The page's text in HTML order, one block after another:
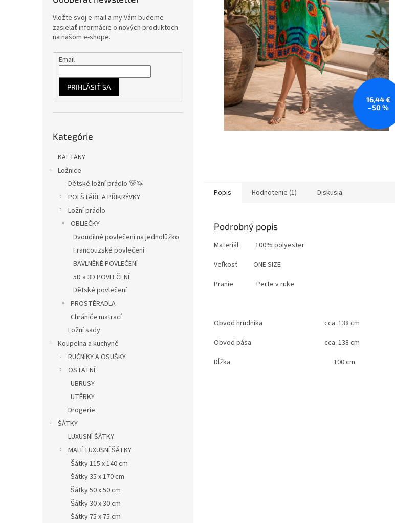
Vložte svoj e-mail a my Vám budeme
zasielať informácie o nových produktoch
na našom e-shope.
Email
PRIHLÁSIŤ SA
kategórie
Kategórie
KAFTANY
Ložnice
Dětské ložní prádlo 🐻🦄
POLŠTÁŘE A PŘIKRÝVKY
Ložní prádlo
OBLIEČKY
Dvoudílné povlečení na jednolůžko
Francouzské povlečení
BAVLNĚNÉ POVLEČENÍ
5D a 3D POVLEČENÍ
Dětské povlečení
PROSTĚRADLA
Chrániče matrací
Ložní sady
Koupelna a kuchyně
RUČNÍKY A OSUŠKY
OSTATNÍ
UBRUSY
UTĚRKY
Drogerie
ŠÁTKY
LUXUSNÍ ŠÁTKY
MALÉ LUXUSNÍ ŠÁTKY
Šátky 115 x 140 cm
Šátky 35 x 170 cm
Šátky 50 x 50 cm
Šátky 30 x 30 cm
Šátky 75 x 75 cm
16,44 €
–50 %
Popis Hodnotenie (1) Diskusia
Podrobný popis
Materiál 100% polyester
Veľkosť ONE SIZE
Pranie Perte v ruke
Obvod hrudníka
cca. 138 cm
Obvod pása
cca. 138 cm
Dĺžka
100 cm